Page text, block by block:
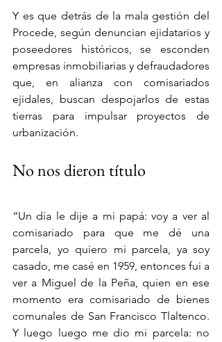
Y es que detrás de la mala gestión del
Procede, según denuncian ejidatarios y
poseedores históricos, se esconden
empresas inmobiliarias y defraudadores
que, en alianza con comisariados
ejidales, buscan despojarlos de estas
tierras para impulsar proyectos de
urbanización.
No nos dieron título
“Un día le dije a mi papá: voy a ver al
comisariado para que me dé una
parcela, yo quiero mi parcela, ya soy
casado, me casé en 1959, entonces fui a
ver a Miguel de la Peña, quien en ese
momento era comisariado de bienes
comunales de San Francisco Tlaltenco.
Y luego luego me dio mi parcela: no